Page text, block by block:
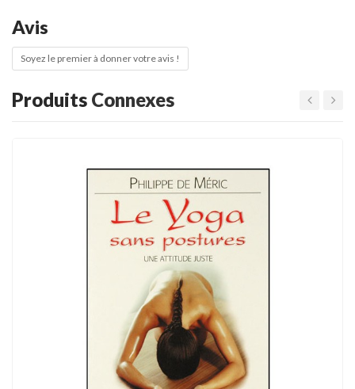
Avis
Soyez le premier à donner votre avis !
Produits Connexes